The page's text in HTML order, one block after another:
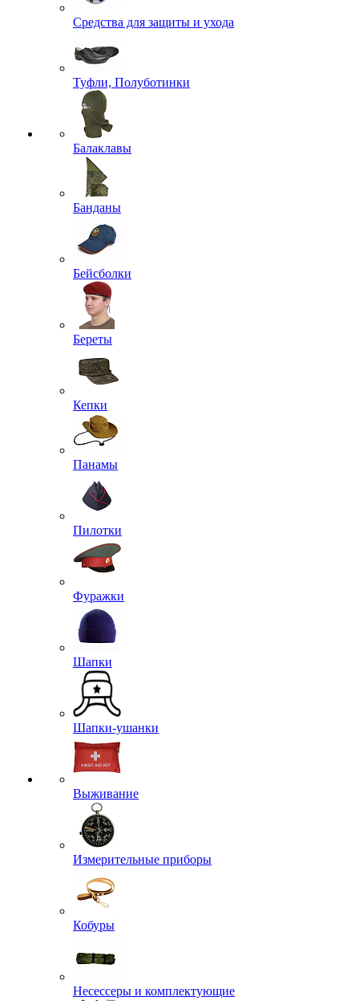
Средства для защиты и ухода
Туфли, Полуботинки
Балаклавы
Банданы
Бейсболки
Береты
Кепки
Панамы
Пилотки
Фуражки
Шапки
Шапки-ушанки
Выживание
Измерительные приборы
Кобуры
Несессеры и комплектующие